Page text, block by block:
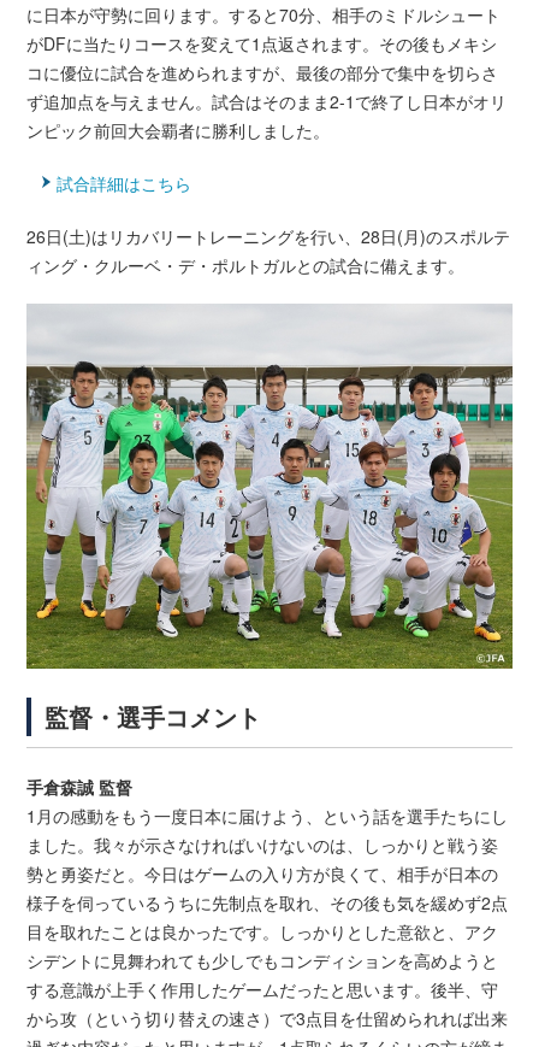
に日本が守勢に回ります。すると70分、相手のミドルシュート
がDFに当たりコースを変えて1点返されます。その後もメキシ
コに優位に試合を進められますが、最後の部分で集中を切らさ
ず追加点を与えません。試合はそのまま2-1で終了し日本がオリ
ンピック前回大会覇者に勝利しました。
試合詳細はこちら
26日(土)はリカバリートレーニングを行い、28日(月)のスポルテ
ィング・クルーベ・デ・ポルトガルとの試合に備えます。
監督・選手コメント
手倉森誠 監督
1月の感動をもう一度日本に届けよう、という話を選手たちにし
ました。我々が示さなければいけないのは、しっかりと戦う姿
勢と勇姿だと。今日はゲームの入り方が良くて、相手が日本の
様子を伺っているうちに先制点を取れ、その後も気を緩めず2点
目を取れたことは良かったです。しっかりとした意欲と、アク
シデントに見舞われても少しでもコンディションを高めようと
する意識が上手く作用したゲームだったと思います。後半、守
から攻（という切り替えの速さ）で3点目を仕留められれば出来